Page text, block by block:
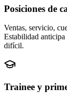
Posiciones de
Ventas, servicio,
Estabilidad anticipa
difícil.
Trainee y